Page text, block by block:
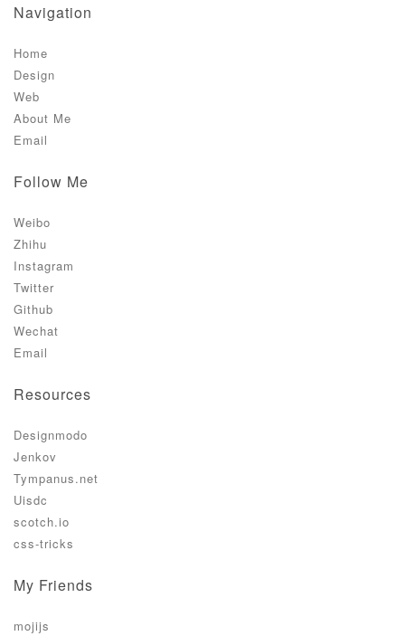
Navigation
Home
Design
Web
About Me
Email
Follow Me
Weibo
Zhihu
Instagram
Twitter
Github
Wechat
Email
Resources
Designmodo
Jenkov
Tympanus.net
Uisdc
scotch.io
css-tricks
My Friends
mojijs